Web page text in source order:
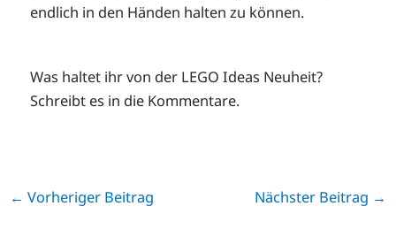
endlich in den Händen halten zu können.
Was haltet ihr von der LEGO Ideas Neuheit?
Schreibt es in die Kommentare.
← Vorheriger Beitrag Nächster Beitrag →